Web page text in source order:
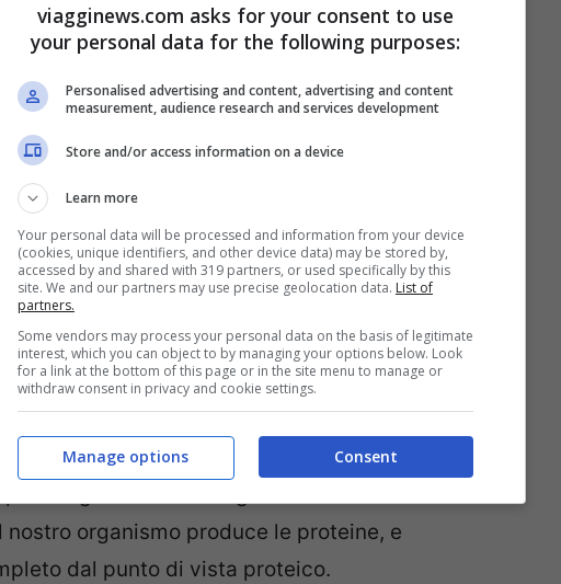
benefiche dei fiori di canapa.
gelato alla cannabis, faranno assaggiare il
essere gustate altre versioni tra cui il
per i
per tutti gli appassionati del gelato fatto in
ilcompostoche presto permetterà a tutti,
preparare il “Fior di Cannabis”a casa
giustamente una nuova vita visto
per tanti motivi a partire dalla qualità della
fra cui tutti gli 8 aminoacidi essenziali
i vegetali visto che gli aminoacidi
organismo produce le proteine, e
dal punto di vista proteico.
viagginews.com asks for your consent to use
your personal data for the following purposes:
Personalised advertising and content, advertising and content
measurement, audience research and services development
Store and/or access information on a device
Learn more
Your personal data will be processed and information from your device
(cookies, unique identifiers, and other device data) may be stored by,
accessed by and shared with 319 partners, or used specifically by this
site. We and our partners may use precise geolocation data. List of
partners.
Some vendors may process your personal data on the basis of legitimate
interest, which you can object to by managing your options below. Look
for a link at the bottom of this page or in the site menu to manage or
withdraw consent in privacy and cookie settings.
Consent
Manage options